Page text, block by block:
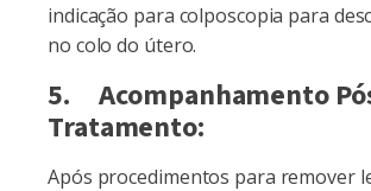
indicação para colposcopia para
no colo do útero.
5. Acompanhamento
Tratamento:
Após procedimentos para remover